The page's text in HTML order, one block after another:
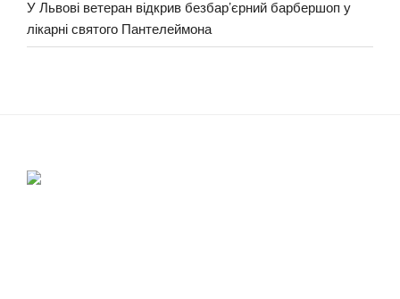
У Львові ветеран відкрив безбар’єрний барбершоп у
лікарні святого Пантелеймона